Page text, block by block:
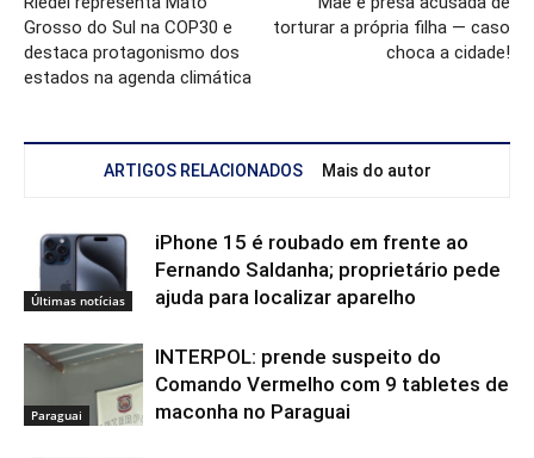
Grosso do Sul na COP30 e
destaca protagonismo dos
estados na agenda climática
torturar a própria filha — caso
choca a cidade!
ARTIGOS RELACIONADOS Mais do autor
Últimas notícias
iPhone 15 é roubado em frente ao
Fernando Saldanha; proprietário pede
ajuda para localizar aparelho
Paraguai
INTERPOL: prende suspeito do
Comando Vermelho com 9 tabletes de
maconha no Paraguai